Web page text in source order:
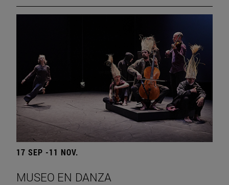
17 SEP -11 NOV.
MUSEO EN DANZA